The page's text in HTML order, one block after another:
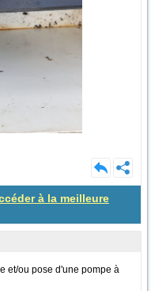
à la meilleure
et/ou pose d'une pompe à